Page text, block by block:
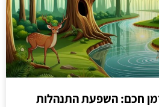
חכם: השפעת התנהלות